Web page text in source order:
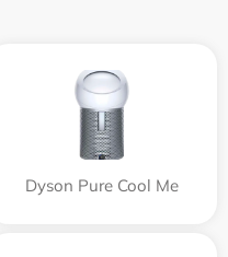
Dyson Pure Cool Me